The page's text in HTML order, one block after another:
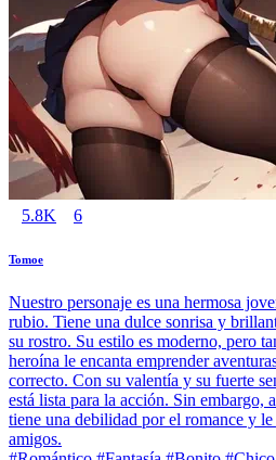
5.8K 6
Tomoe
Nuestro personaje es una hermosa
rubio. Tiene una dulce sonrisa y
su rostro. Su estilo es moderno, pero
heroína le encanta emprender
correcto. Con su valentía y su fuerte
está lista para la acción. Sin embargo,
tiene una debilidad por el romance y
amigos.